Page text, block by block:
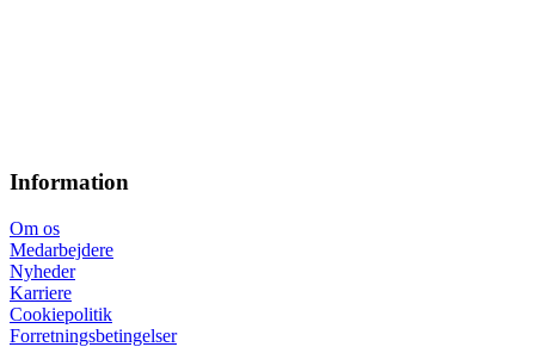
Information
Om os
Medarbejdere
Nyheder
Karriere
Cookiepolitik
Forretningsbetingelser